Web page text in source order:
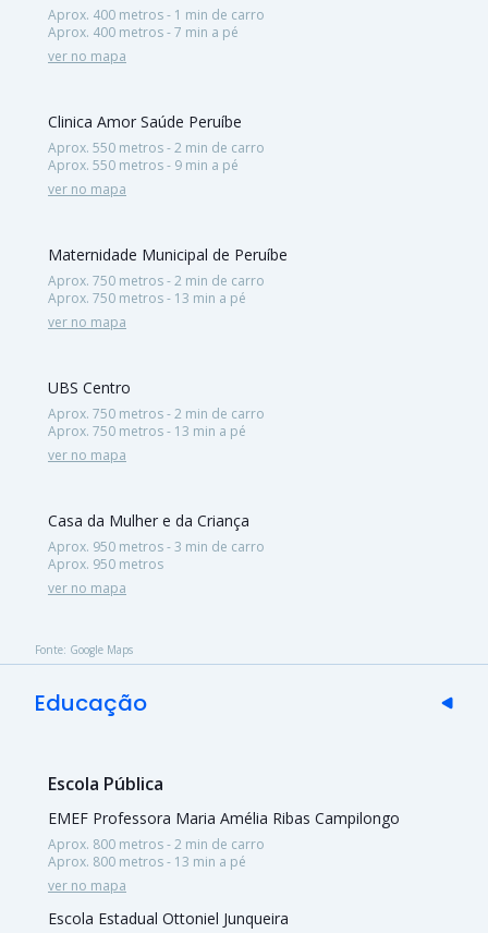
Aprox. 400 metros - 1 min de carro
Aprox. 400 metros - 7 min a pé
ver no mapa
Clinica Amor Saúde Peruíbe
Aprox. 550 metros - 2 min de carro
Aprox. 550 metros - 9 min a pé
ver no mapa
Maternidade Municipal de Peruíbe
Aprox. 750 metros - 2 min de carro
Aprox. 750 metros - 13 min a pé
ver no mapa
UBS Centro
Aprox. 750 metros - 2 min de carro
Aprox. 750 metros - 13 min a pé
ver no mapa
Casa da Mulher e da Criança
Aprox. 950 metros - 3 min de carro
Aprox. 950 metros
ver no mapa
Fonte: Google Maps
Educação
Escola Pública
EMEF Professora Maria Amélia Ribas Campilongo
Aprox. 800 metros - 2 min de carro
Aprox. 800 metros - 13 min a pé
ver no mapa
Escola Estadual Ottoniel Junqueira